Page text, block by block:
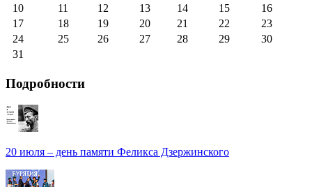
10
11 12 13 14 15
16
17
18 19 20 21 22
23
24
25 26 27 28 29
30
31
Подробности
20 июля – день памяти Феликса Дзержинского